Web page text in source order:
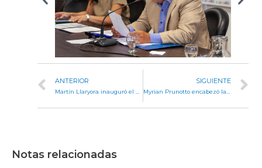
ANTERIOR
Martín Llaryora inauguró el período de sesiones legislativas 2026 en Laboulaye
SIGUIENTE
Myrian Prunotto encabezó la inauguración del Polideportivo Social de barrio Floresta Norte
Notas relacionadas